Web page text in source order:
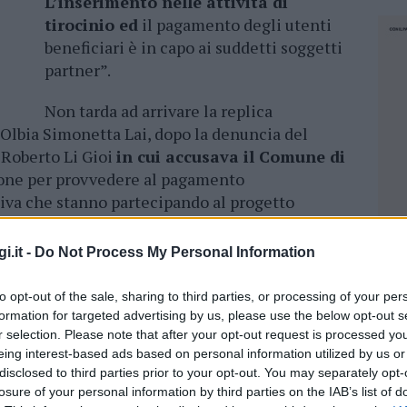
- Do Not Process My Personal Information
opt-out of the sale, sharing to third parties, or processing of your
for targeted advertising by us, please use the below opt-out
selection. Please note that after your opt-out request is processed
interest-based ads based on personal information utilized by us
to third parties prior to your opt-out. You may separately
of your personal information by third parties on the IAB’s list of
tirocinio ed il pagamento degli utenti
beneficiari è in capo ai suddetti soggetti
partner”.
Non tarda ad arrivare la replica
Simonetta Lai, dopo la denuncia del
Li Gioi in cui accusava il Comune di
per provvedere al pagamento
che stanno partecipando al progetto
disabili.
di inviare i documenti, i disabili di
esecutori suddetti, il Comune paga i
rendicontativa – precisa Lai -.
tale documentazione rendicontativa”.